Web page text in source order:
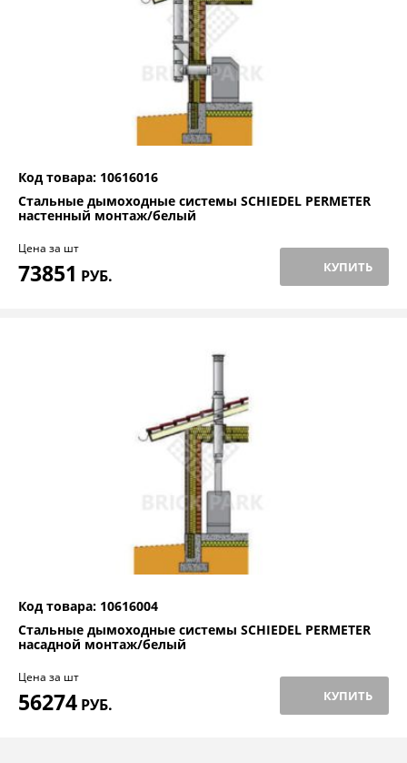
Код товара: 10616016
Стальные дымоходные системы SCHIEDEL PERMETER
настенный монтаж/белый
Цена за шт
73851 РУБ. КУПИТЬ
Код товара: 10616004
Стальные дымоходные системы SCHIEDEL PERMETER
насадной монтаж/белый
Цена за шт
56274 РУБ. КУПИТЬ